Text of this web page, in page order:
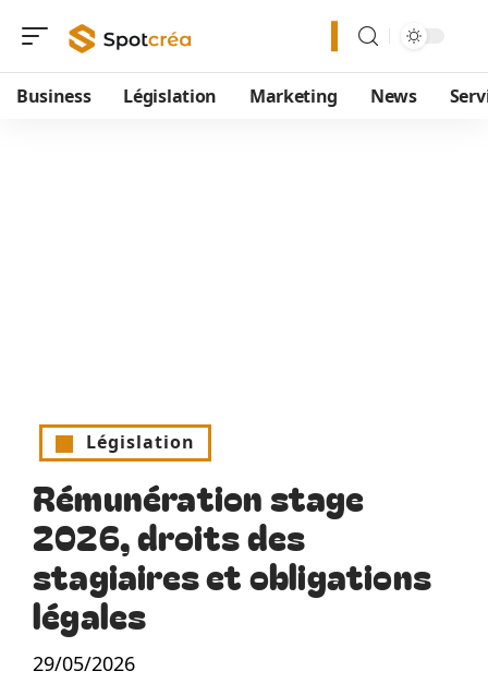
Business Législation Marketing News
Législation
Rémunération stage
2026, droits des
stagiaires et obligations
légales
29/05/2026